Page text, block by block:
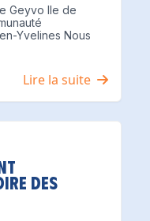
Geyvo Ile de
Yvelines Nous
Lire la suite
des